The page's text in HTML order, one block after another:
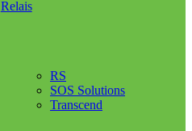
Relais
RS
SOS Solutions
Transcend